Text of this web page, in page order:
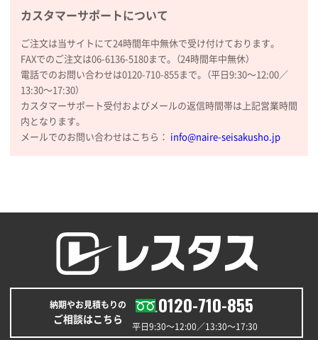
ました早く、安く、丁寧につくられているので安心し
長野県R社様
陶器マグストレートラウンドリップ100枚
2026年02月09日 14:27
コップの形
商品がよさそうだったから
東京都N社様
コットンバッグM(B4対応)200枚
商品情報の正確な記載、スムーズなシステム対応
広島県(社様
カスタマーサポートについて
ご注文は当サイトにて24時間年中無休で受け付けております。
FAXでのご注文は06-6136-5180まで。（24時間年中無休）
電話でのお問い合わせは0120-710-855まで。（平日9:30〜12:00／
13:30〜17:30）
カスタマーサポート受付およびメールの返信時間帯は上記営業時間
内となります。
メールでのお問い合わせはこちら： info@naire-seisakusho.jp
納期やお見積もりの
ご相談はこちら
0120-710-855
平日9:30〜12:00／13:30〜17:30